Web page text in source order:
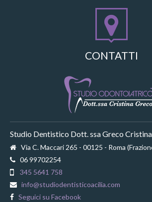
CONTATTI
Studio Dentistico Dott. ssa Greco Cristina
Via C. Maccari 265 - 00125 - Roma
06 99702254
345 5641 758
info@studiodentisticoacilia.com
Seguici su Facebook